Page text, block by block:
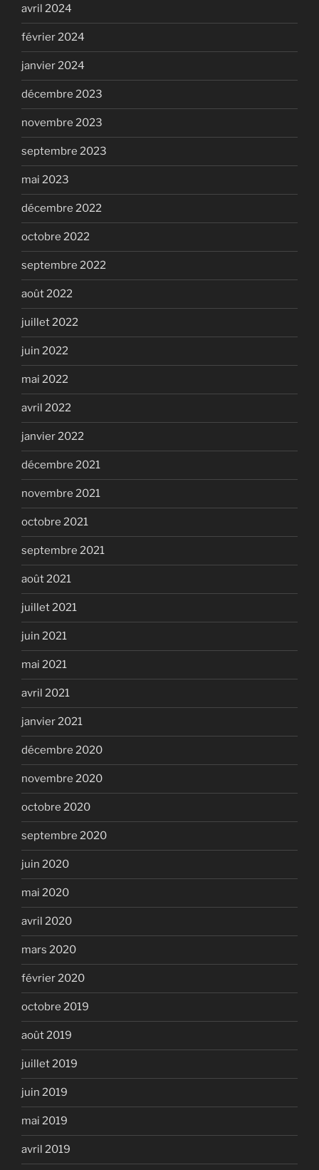
avril 2024
février 2024
janvier 2024
décembre 2023
novembre 2023
septembre 2023
mai 2023
décembre 2022
octobre 2022
septembre 2022
août 2022
juillet 2022
juin 2022
mai 2022
avril 2022
janvier 2022
décembre 2021
novembre 2021
octobre 2021
septembre 2021
août 2021
juillet 2021
juin 2021
mai 2021
avril 2021
janvier 2021
décembre 2020
novembre 2020
octobre 2020
septembre 2020
juin 2020
mai 2020
avril 2020
mars 2020
février 2020
octobre 2019
août 2019
juillet 2019
juin 2019
mai 2019
avril 2019